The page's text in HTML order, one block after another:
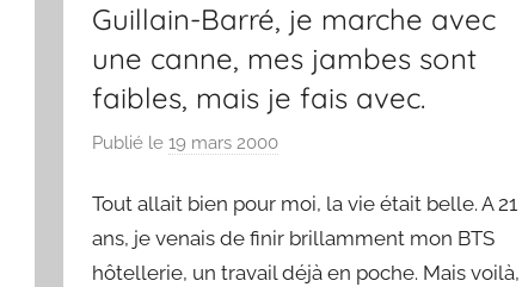
Guillain-Barré, je marche avec
une canne, mes jambes sont
faibles, mais je fais avec.
Publié le19 mars 2000
r
F
r
Tout allait bien pour moi, la vie était belle. A 21
ans, je venais de finir brillamment mon BTS
hôtellerie, un travail déjà en poche. Mais